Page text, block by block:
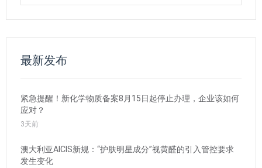
最新发布
紧急提醒！新化学物质备案8月15日起停止办理，企业该如何
应对？
3天前
澳大利亚AICIS新规：“护肤明星成分”视黄醛的引入管控要求
发生变化